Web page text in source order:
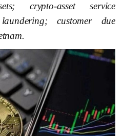
crypto-asset service
customer due